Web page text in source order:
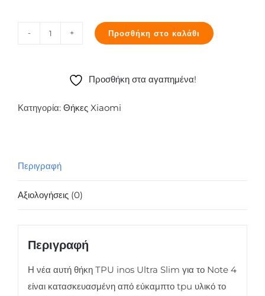
Redmi
(Dual
SIM)
Σκούρο
Γκρι
Προσθήκη στο καλάθι
Προσθήκη στα αγαπημένα!
Κατηγορία: Θήκες Xiaomi
Περιγραφή
Αξιολογήσεις (0)
Περιγραφή
Η νέα αυτή θήκη TPU inos Ultra Slim για το Note 4
είναι κατασκευασμένη από εύκαμπτο tpu υλικό το